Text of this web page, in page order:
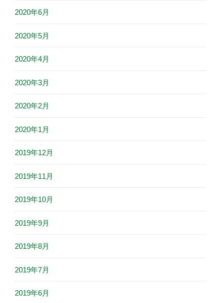
2020年6月
2020年5月
2020年4月
2020年3月
2020年2月
2020年1月
2019年12月
2019年11月
2019年10月
2019年9月
2019年8月
2019年7月
2019年6月